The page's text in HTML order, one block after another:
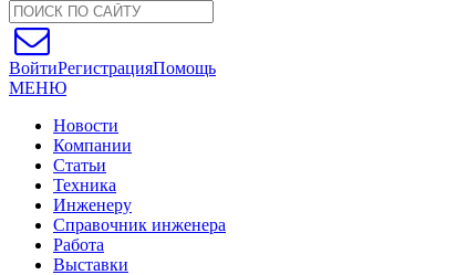
ВойтиРегистрацияПомощь
МЕНЮ
Новости
Компании
Статьи
Техника
Инженеру
Справочник инженера
Работа
Выставки